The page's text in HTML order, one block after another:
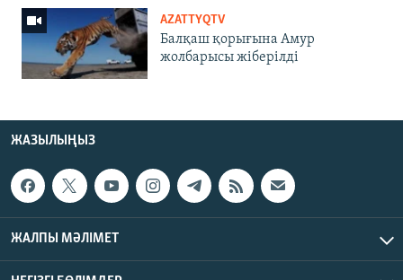
AZATTYQTV
Балқаш қорығына Амур
жолбарысы жіберілді
ЖАЗЫЛЫҢЫЗ
ЖАЛПЫ МӘЛІМЕТ